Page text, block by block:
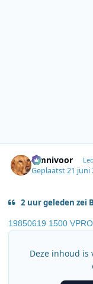
Omnivoor
Geplaatst21 juni
2 uur geleden zei
19850619 1500
Deze inhoud